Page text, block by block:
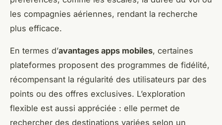
les compagnies aériennes, rendant la recherche
plus efficace.
En termes d’avantages apps mobiles, certaines
plateformes proposent des programmes de fidélité,
récompensant la régularité des utilisateurs par des
points ou des offres exclusives. L’exploration
flexible est aussi appréciée : elle permet de
rechercher des destinations variées selon un